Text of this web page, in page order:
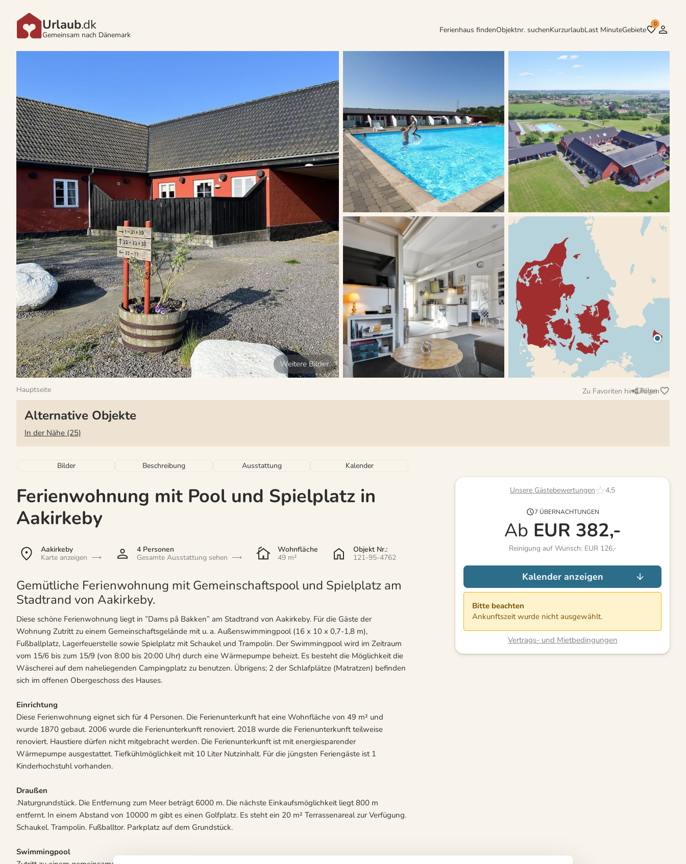
Urlaub.dk
Gemeinsam nach Dänemark
Ferienhaus findenObjektnr. suchenKurzurlaubLast MinuteGebiete
0
Hauptseite Zu Favoriten hinzufügen
Teilen
Alternative Objekte
In der Nähe (25)
Bilder Beschreibung Ausstattung Kalender
Ferienwohnung mit Pool und Spielplatz in
Aakirkeby
Aakirkeby
Karte anzeigen
4 Personen
Gesamte Ausstattung sehen
Wohnfläche
49 m²
Objekt Nr.:
121-95-4762
Gemütliche Ferienwohnung mit Gemeinschaftspool und Spielplatz am
Stadtrand von Aakirkeby.
Diese schöne Ferienwohnung liegt in ”Dams på Bakken” am Stadtrand von Aakirkeby. Für die Gäste der
Wohnung Zutritt zu einem Gemeinschaftsgelände mit u. a. Außenswimmingpool (16 x 10 x 0,7-1,8 m),
Fußballplatz, Lagerfeuerstelle sowie Spielplatz mit Schaukel und Trampolin. Der Swimmingpool wird im Zeitraum
vom 15/6 bis zum 15/9 (von 8:00 bis 20:00 Uhr) durch eine Wärmepumpe beheizt. Es besteht die Möglichkeit die
Wäscherei auf dem naheliegenden Campingplatz zu benutzen. Übrigens; 2 der Schlafplätze (Matratzen) befinden
sich im offenen Obergeschoss des Hauses.
Einrichtung
Diese Ferienwohnung eignet sich für 4 Personen. Die Ferienunterkunft hat eine Wohnfläche von 49 m² und
wurde 1870 gebaut. 2006 wurde die Ferienunterkunft renoviert. 2018 wurde die Ferienunterkunft teilweise
renoviert. Haustiere dürfen nicht mitgebracht werden. Die Ferienunterkunft ist mit energiesparender
Wärmepumpe ausgestattet. Tiefkühlmöglichkeit mit 10 Liter Nutzinhalt. Für die jüngsten Feriengäste ist 1
Kinderhochstuhl vorhanden.
Draußen
.Naturgrundstück. Die Entfernung zum Meer beträgt 6000 m. Die nächste Einkaufsmöglichkeit liegt 800 m
entfernt. In einem Abstand von 10000 m gibt es einen Golfplatz. Es steht ein 20 m² Terrassenareal zur Verfügung.
Schaukel. Trampolin. Fußballtor. Parkplatz auf dem Grundstück.
Swimmingpool
Unsere Gästebewertungen 4,5
7 ÜBERNACHTUNGEN
Ab EUR 382,-
Reinigung auf Wunsch: EUR 126,-
Kalender anzeigen
Bitte beachten
Ankunftszeit wurde nicht ausgewählt.
Vertrags- und Mietbedingungen